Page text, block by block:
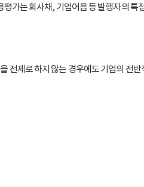
가는 회사채, 기업어음 등 발행자의 특
제로 하지 않는 경우에도 기업의 전반